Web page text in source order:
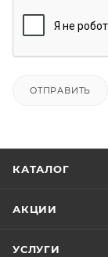
ОТПРАВИТЬ
КАТАЛОГ
АКЦИИ
УСЛУГИ